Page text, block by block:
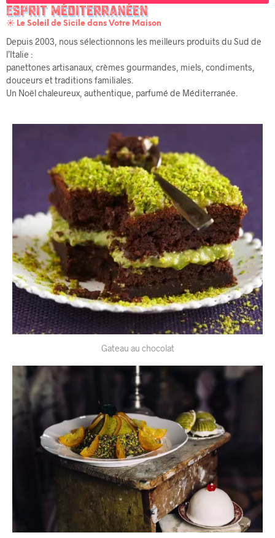
Esprit Méditerranéen
☀️ Le Soleil de Sicile dans Votre Maison
Depuis 2003, nous sélectionnons les meilleurs produits du Sud de
l’Italie :
panettones artisanaux, crèmes gourmandes, miels, condiments,
douceurs et traditions familiales.
Un Noël chaleureux, authentique, parfumé de Méditerranée.
Gateau au chocolat